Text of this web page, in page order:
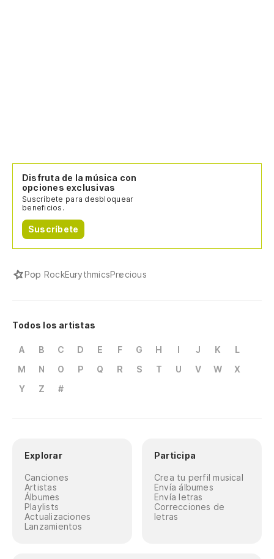
Disfruta de la música con
opciones exclusivas
Suscríbete para desbloquear
beneficios.
Suscríbete
Pop RockEurythmicsPrecious
Todos los artistas
A B C D E F G H I J K
L
M
N O P Q R S T U V W
X
Y
Z #
Explorar
Canciones
Artistas
Álbumes
Playlists
Actualizaciones
Lanzamientos
Participa
Crea tu perfil musical
Envía álbumes
Envía letras
Correcciones de
letras